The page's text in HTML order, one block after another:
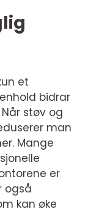
et
bidrar
støv og
man
Mange
er
også
kan øke